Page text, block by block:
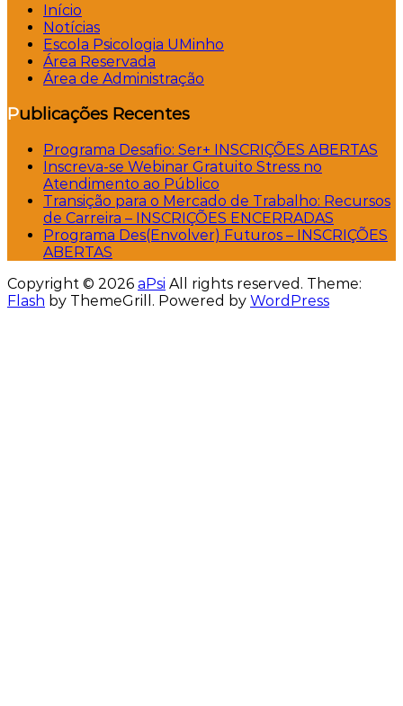
Início
Notícias
Escola Psicologia UMinho
Área Reservada
Área de Administração
Publicações Recentes
Programa Desafio: Ser+ INSCRIÇÕES ABERTAS
Inscreva-se Webinar Gratuito Stress no
Atendimento ao Público
Transição para o Mercado de Trabalho: Recursos
de Carreira – INSCRIÇÕES ENCERRADAS
Programa Des(Envolver) Futuros – INSCRIÇÕES
ABERTAS
Copyright © 2026 aPsi All rights reserved. Theme:
Flash by ThemeGrill. Powered by WordPress